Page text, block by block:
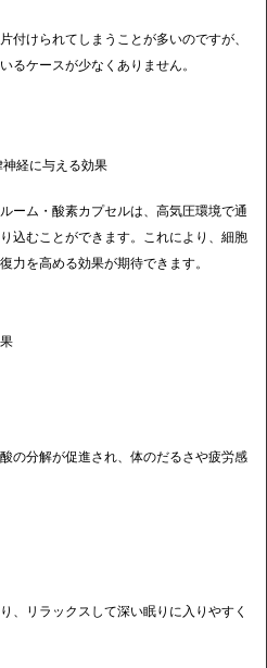
付けられてしまうことが多いのですが、
るケースが少なくありません。
経に与える効果
ーム・酸素カプセルは、高気圧環境で通
込むことができます。これにより、細胞
力を高める効果が期待できます。
の分解が促進され、体のだるさや疲労感
、リラックスして深い眠りに入りやすく